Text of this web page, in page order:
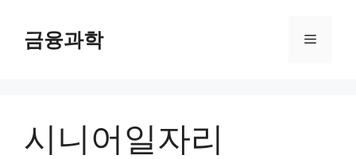
금융과학 메
시니어일자리